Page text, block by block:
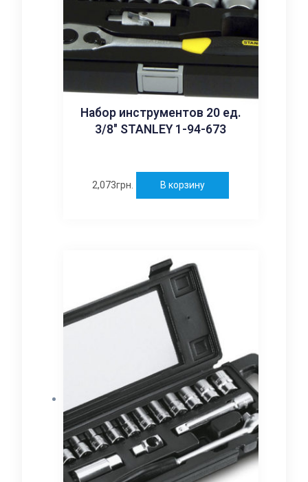
Набор инструментов 20 ед.
3/8″ STANLEY 1-94-673
2,073грн. В корзину